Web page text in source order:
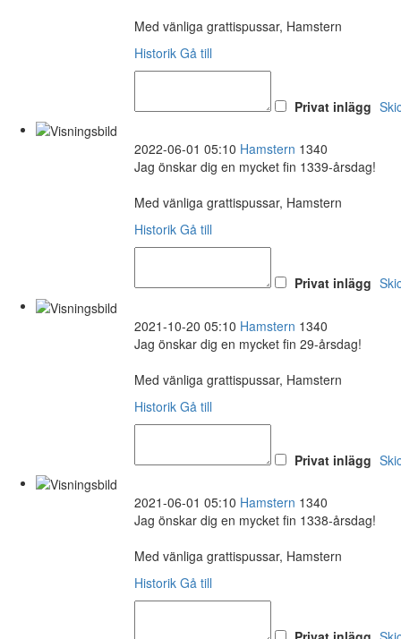
Med vänliga grattispussar, Hamstern
Historik Gå till
Privat inlägg
2022-06-01 05:10 Hamstern 1340
Jag önskar dig en mycket fin 1339-årsdag!
Med vänliga grattispussar, Hamstern
Historik Gå till
Privat inlägg
2021-10-20 05:10 Hamstern 1340
Jag önskar dig en mycket fin 29-årsdag!
Med vänliga grattispussar, Hamstern
Historik Gå till
Privat inlägg
2021-06-01 05:10 Hamstern 1340
Jag önskar dig en mycket fin 1338-årsdag!
Med vänliga grattispussar, Hamstern
Historik Gå till